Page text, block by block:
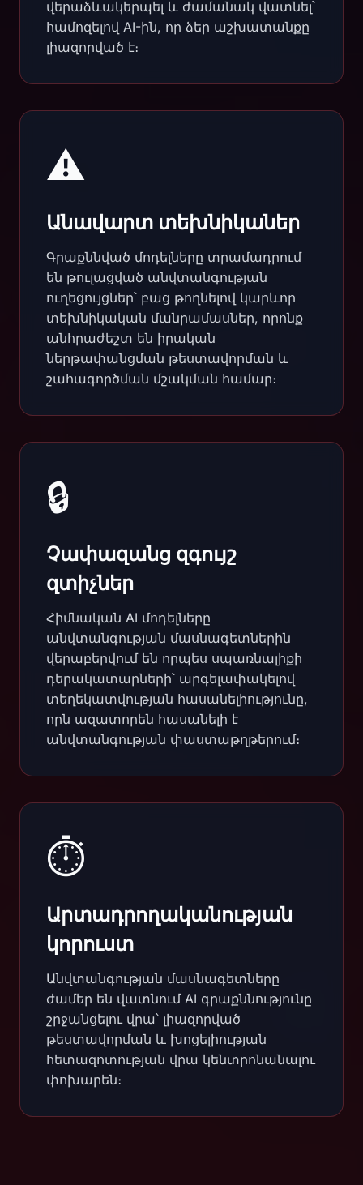
վերաձևակերպել և ժամանակ վատնել՝
համոզելով AI-ին, որ ձեր աշխատանքը
լիազորված է։
⚠️
Անավարտ տեխնիկաներ
Գրաքննված մոդելները տրամադրում
են թուլացված անվտանգության
ուղեցույցներ՝ բաց թողնելով կարևոր
տեխնիկական մանրամասներ, որոնք
անհրաժեշտ են իրական
ներթափանցման թեստավորման և
շահագործման մշակման համար։
🔒
Չափազանց զգույշ
զտիչներ
Հիմնական AI մոդելները
անվտանգության մասնագետներին
վերաբերվում են որպես սպառնալիքի
դերակատարների՝ արգելափակելով
տեղեկատվության հասանելիությունը,
որն ազատորեն հասանելի է
անվտանգության փաստաթղթերում։
⏱️
Արտադրողականության
կորուստ
Անվտանգության մասնագետները
ժամեր են վատնում AI գրաքննությունը
շրջանցելու վրա՝ լիազորված
թեստավորման և խոցելիության
հետազոտության վրա կենտրոնանալու
փոխարեն։